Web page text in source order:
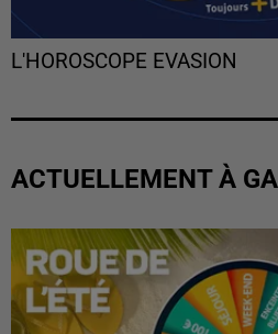
L'HOROSCOPE EVASION
ACTUELLEMENT À